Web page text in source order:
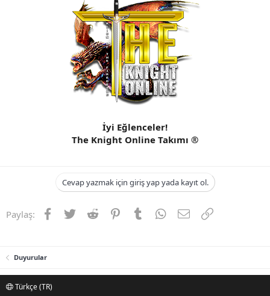
İyi Eğlenceler!
The Knight Online Takımı ®
Cevap yazmak için giriş yap yada kayıt ol.
Paylaş: Facebook
TwitterReddit PinterestTumblrWhatsApp
E-postaLink
Duyurular
Türkçe (TR)